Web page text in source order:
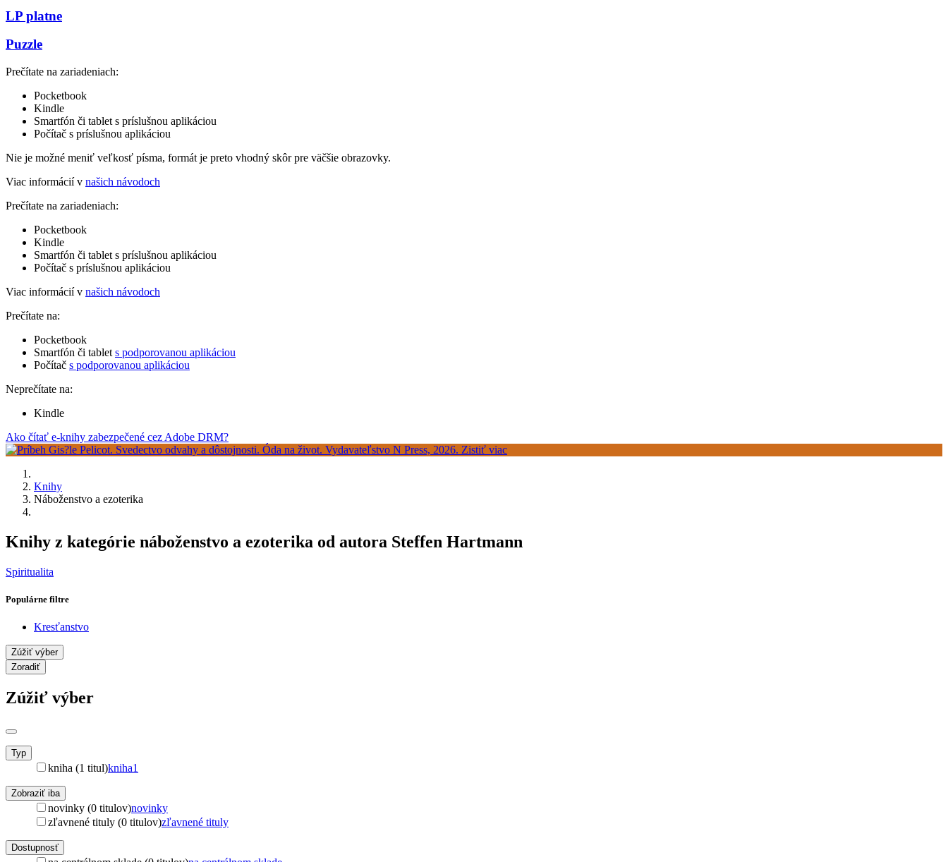
LP platne
Puzzle
Prečítate na zariadeniach:
Pocketbook
Kindle
Smartfón či tablet s príslušnou aplikáciou
Počítač s príslušnou aplikáciou
Nie je možné meniť veľkosť písma, formát je preto vhodný skôr pre väčšie obrazovky.
Viac informácií v našich návodoch
Prečítate na zariadeniach:
Pocketbook
Kindle
Smartfón či tablet s príslušnou aplikáciou
Počítač s príslušnou aplikáciou
Viac informácií v našich návodoch
Prečítate na:
Pocketbook
Smartfón či tablet s podporovanou aplikáciou
Počítač s podporovanou aplikáciou
Neprečítate na:
Kindle
Ako čítať e-knihy zabezpečené cez Adobe DRM?
Knihy
Náboženstvo a ezoterika
Knihy z kategórie náboženstvo a ezoterika od autora Steffen Hartmann
Spiritualita
Populárne filtre
Kresťanstvo
Zúžiť výber
Zoradiť
Zúžiť výber
Typ
kniha (1 titul)kniha1
Zobraziť iba
novinky (0 titulov)novinky
zľavnené tituly (0 titulov)zľavnené tituly
Dostupnosť